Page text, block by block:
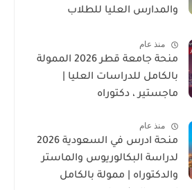
والمدارس العليا للطلاب
منذ عام
منحة جامعة قطر 2026 الممولة
بالكامل للدراسات العليا |
ماجستير ، دكتوراه
منذ عام
منحة ادرس في السعودية 2026
لدراسة البكالوريوس والماستر
والدكتوراه | ممولة بالكامل